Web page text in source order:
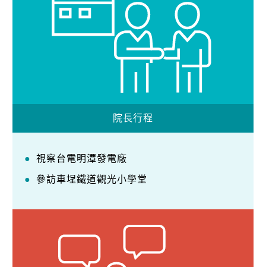
院長行程
視察台電明潭發電廠
參訪車埕鐵道觀光小學堂